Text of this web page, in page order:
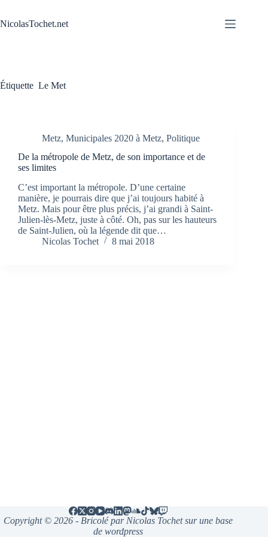
contenu
NicolasTochet.net
Étiquette Le Met
Metz, Municipales 2020 à Metz, Politique
De la métropole de Metz, de son importance et de
ses limites
C’est important la métropole. D’une certaine
manière, je pourrais dire que j’ai toujours habité à
Metz. Mais pour être plus précis, j’ai grandi à Saint-
Julien-lès-Metz, juste à côté. Oh, pas sur les hauteurs
de Saint-Julien, où la légende dit que…
Nicolas Tochet
8 mai 2018
Copyright © 2026 - Bricolé par Nicolas Tochet sur une base
de wordpress